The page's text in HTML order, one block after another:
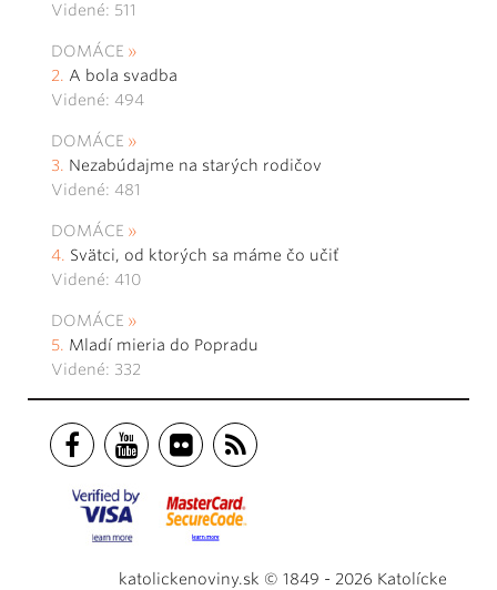
Videné: 511
DOMÁCE
A bola svadba
Videné: 494
DOMÁCE
Nezabúdajme na starých rodičov
Videné: 481
DOMÁCE
Svätci, od ktorých sa máme čo učiť
Videné: 410
DOMÁCE
Mladí mieria do Popradu
Videné: 332
katolickenoviny.sk © 1849 - 2026 Katolícke